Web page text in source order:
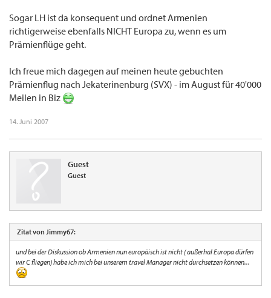
Sogar LH ist da konsequent und ordnet Armenien
richtigerweise ebenfalls NICHT Europa zu, wenn es um
Prämienflüge geht.
Ich freue mich dagegen auf meinen heute gebuchten
Prämienflug nach Jekaterinenburg (SVX) - im August für 40'000
Meilen in Biz
14. Juni 2007
Guest
Guest
Zitat von Jimmy67:
und bei der Diskussion ob Armenien nun europäisch ist nicht ( außerhal Europa dürfen
wir C fliegen) habe ich mich bei unserem travel Manager nicht durchsetzen können...